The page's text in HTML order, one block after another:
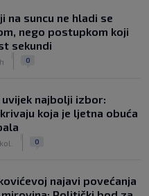
na suncu ne hladi se
nego postupkom koji
sekundi
0
uvijek najbolji izbor:
koja je ljetna obuća
0
najavi povećanja